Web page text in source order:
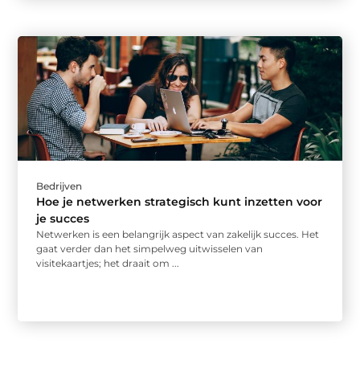
Bedrijven
Hoe je netwerken strategisch kunt inzetten voor
je succes
Netwerken is een belangrijk aspect van zakelijk succes. Het
gaat verder dan het simpelweg uitwisselen van
visitekaartjes; het draait om ...